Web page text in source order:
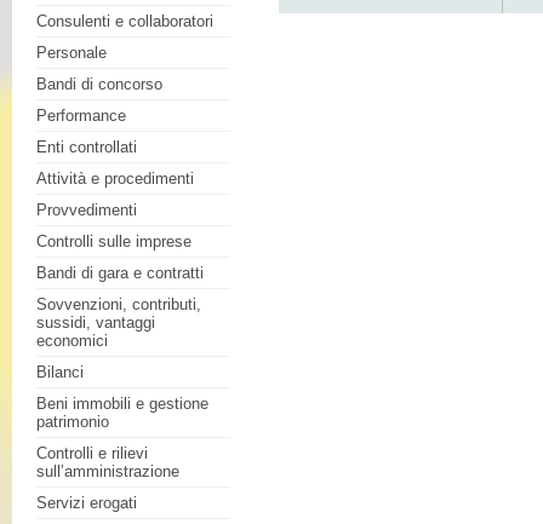
Consulenti e collaboratori
Personale
Bandi di concorso
Performance
Enti controllati
Attività e procedimenti
Provvedimenti
Controlli sulle imprese
Bandi di gara e contratti
Sovvenzioni, contributi,
sussidi, vantaggi
economici
Bilanci
Beni immobili e gestione
patrimonio
Controlli e rilievi
sull’amministrazione
Servizi erogati